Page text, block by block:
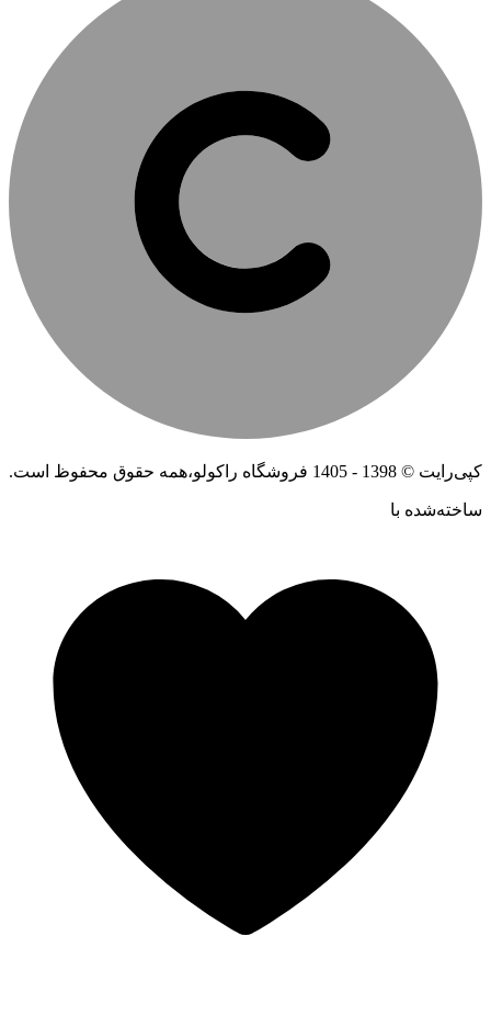
کپی‌رایت © 1398 - 1405 فروشگاه راکولو،همه حقوق محفوظ است.
ساخته‌شده ‌با